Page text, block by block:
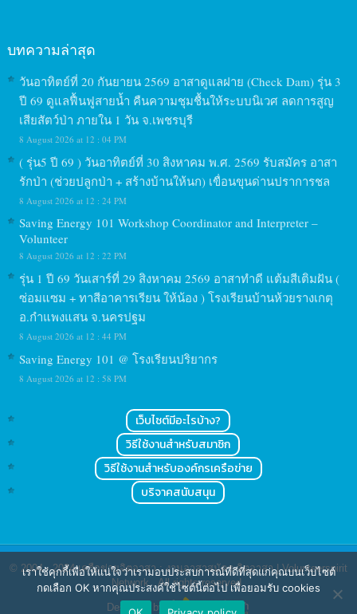
บทความล่าสุด
วันอาทิตย์ที่ 20 กันยายน 2569 อาสาดูแลฝาย (Check Dam) รุ่น 3
ปี 69 ดูแลฟื้นฟูสายน้ำ คืนความชุมชื้นให้ระบบนิเวศ ลดการสูญ
เสียสัตว์ป่า ภายใน 1 วัน จ.เพชรบุรี
8 August 2026 at 12 : 04 PM
( รุ่น5 ปี 69 ) วันอาทิตย์ที่ 30 สิงหาคม พ.ศ. 2569 รับสมัคร อาสา
รักป่า (ช่วยปลูกป่า + สร้างบ้านให้นก) เขื่อนขุนด่านปราการชล
8 August 2026 at 12 : 24 PM
Saving Energy 101 Workshop Coordinator and Interpreter –
Volunteer
8 August 2026 at 12 : 22 PM
รุ่น 1 ปี 69 วันเสาร์ที่ 29 สิงหาคม 2569 อาสาทำดี แต้มสีเติมฝัน (
ซ่อมแซม + ทาสีอาคารเรียน ให้น้อง ) โรงเรียนบ้านห้วยรางเกตุ
อ.กำแพงแสน จ.นครปฐม
8 August 2026 at 12 : 44 PM
Saving Energy 101 @ โรงเรียนปริยากร
8 August 2026 at 12 : 58 PM
เว็บไซต์มีอะไรบ้าง?
วิธีใช้งานสำหรับสมาชิก
วิธีใช้งานสำหรับองค์กรเครือข่าย
บริจาคสนับสนุน
© 2004 - 2024เครือข่ายจิตอาสา : งานอาสาสมัคร จิตอาสา | Volunteerspirit
Network . All rights reserved.
Designed by
เราใช้คุกกี้เพื่อให้แน่ใจว่าเรามอบประสบการณ์ที่ดีที่สุดแก่คุณบนเว็บไซต์
กดเลือก OK หากคุณประสงค์ใช้ไซต์นี้ต่อไป เพื่อยอมรับ cookies